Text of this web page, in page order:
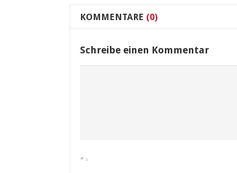
KOMMENTARE (0)
Schreibe einen Kommentar
* =